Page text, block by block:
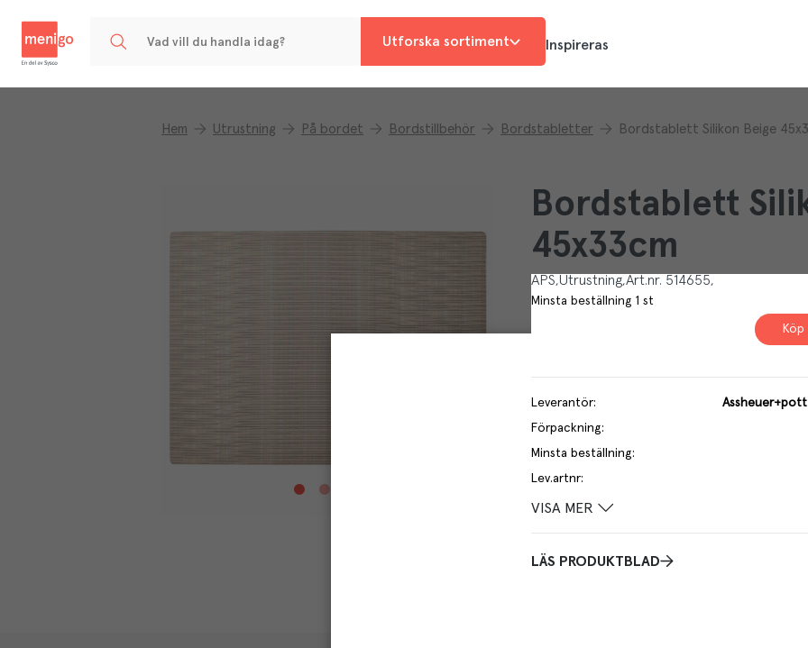
Utforska sortiment Inspireras
Hem Utrustning På bordet Bordstillbehör Bordstabletter Bordstablett Silikon Beige
Bordstablett
45x33cm
APS Utrustning Art.nr. 514655
Minsta beställning 1 st
Köp
Leverantör:
Förpackning:
Minsta beställning:
Lev.artnr:
VISA MER
LÄS PRODUKTBLAD